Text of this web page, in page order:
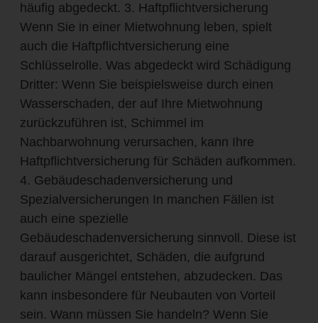
häufig abgedeckt. 3. Haftpflichtversicherung
Wenn Sie in einer Mietwohnung leben, spielt
auch die Haftpflichtversicherung eine
Schlüsselrolle. Was abgedeckt wird Schädigung
Dritter: Wenn Sie beispielsweise durch einen
Wasserschaden, der auf Ihre Mietwohnung
zurückzuführen ist, Schimmel im
Nachbarwohnung verursachen, kann Ihre
Haftpflichtversicherung für Schäden aufkommen.
4. Gebäudeschadenversicherung und
Spezialversicherungen In manchen Fällen ist
auch eine spezielle
Gebäudeschadenversicherung sinnvoll. Diese ist
darauf ausgerichtet, Schäden, die aufgrund
baulicher Mängel entstehen, abzudecken. Das
kann insbesondere für Neubauten von Vorteil
sein. Wann müssen Sie handeln? Wenn Sie